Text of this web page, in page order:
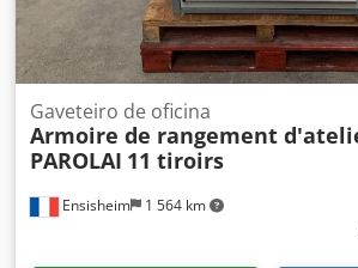
Ensisheim 1 564 km
Gaveteiro de oficina
Armoire de rangement
PAROLAI 11 tiroirs